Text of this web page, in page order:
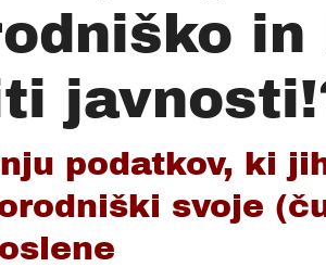
in
podatkov, ki
svoje